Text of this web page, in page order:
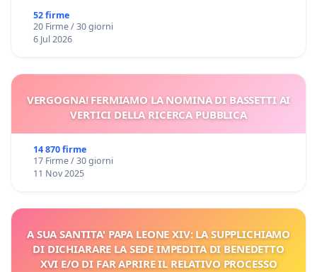
52 firme
20 Firme / 30 giorni
6 Jul 2026
VERGOGNA! FERMIAMO LA NOMINA DI BASSETTI AI
VERTICI DELLA RICERCA PUBBLICA
14 870 firme
17 Firme / 30 giorni
11 Nov 2025
A SUA SANTITA' PAPA LEONE XIV: LA SUPPLICHIAMO
DI DICHIARARE LA SEDE IMPEDITA DI BENEDETTO
XVI E/O DI FAR APRIRE IL RELATIVO PROCESSO